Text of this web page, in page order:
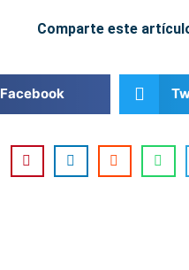
Comparte este
Facebook